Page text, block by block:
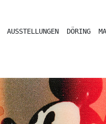
AUSSTELLUNGEN DÖRING